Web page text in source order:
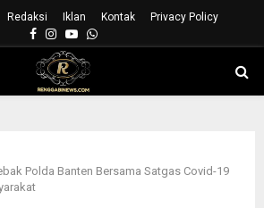
Redaksi Iklan Kontak Privacy Policy
Facebook
Instagram
YoutubeWhatsapp
Polda Banten Bersama Satgas Covid-19